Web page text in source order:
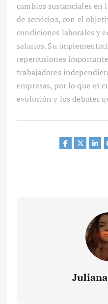
cambios sustanciales en
de servicios, con el
condiciones laborales y
salarios. Su
repercusiones
trabajadores
empresas, por lo que es
evolución y los debates